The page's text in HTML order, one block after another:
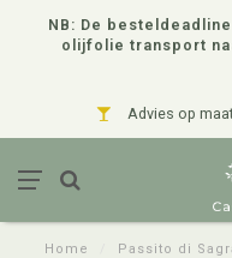
NB: De
olijfolie transport
Advies op
Home
Passito di